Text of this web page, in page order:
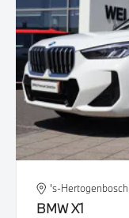
's-Hertogenbosch
BMWX1